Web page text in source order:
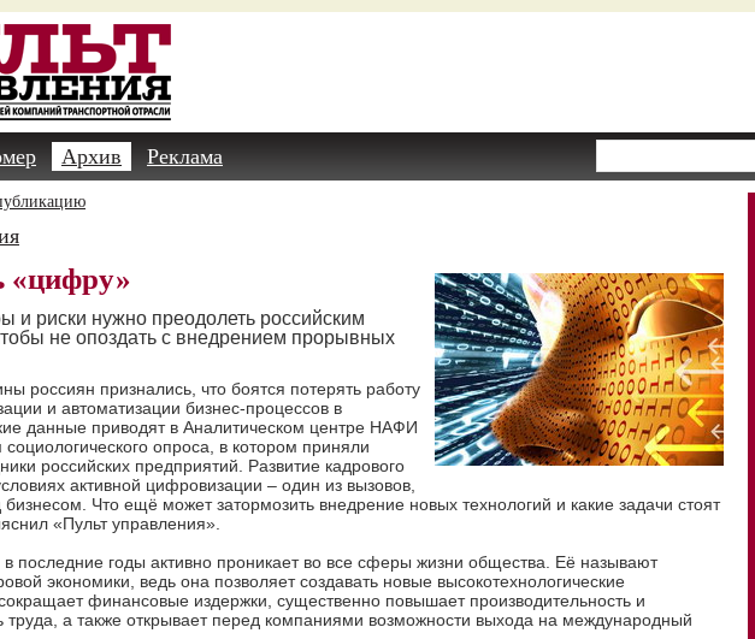
Архив Реклама
«цифру»
и риски нужно преодолеть российским
не опоздать с внедрением прорывных
россиян признались, что боятся потерять работу
и автоматизации бизнес-процессов в
данные приводят в Аналитическом центре НАФИ
социологического опроса, в котором приняли
российских предприятий. Развитие кадрового
активной цифровизации – один из вызовов,
Что ещё может затормозить внедрение новых технологий и какие задачи стоят
«Пульт управления».
последние годы активно проникает во все сферы жизни общества. Её называют
экономики, ведь она позволяет создавать новые высокотехнологические
финансовые издержки, существенно повышает производительность и
труда, а также открывает перед компаниями возможности выхода на международный